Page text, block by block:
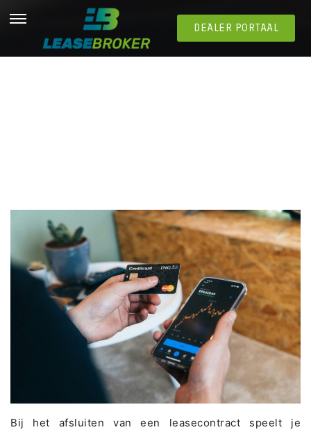
DEALER PORTAAL
Bij het afsluiten van een leasecontract speelt je